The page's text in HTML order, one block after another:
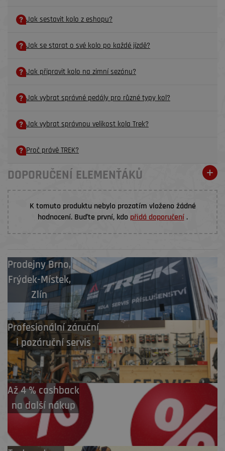
Jak sestavit kolo z eshopu?
Jak se starat o své kolo po každé jízdě?
Jak připravit kolo na zimní sezónu?
Jak vybrat správné pedály pro různé typy kol?
Jak vybrat správnou velikost kola Trek?
Proč právě TREK?
DOPORUČENÍ ELEMENŤÁKŮ
K tomuto produktu nebylo prozatím vloženo žádné
hodnocení. Buďte první, kdo přidá doporučení.
ProdejnyBrno,
Frýdek-Místek,
Zlín
Profesionální záruční
i pozáruční servis
Až 4 % cashback
na další nákup